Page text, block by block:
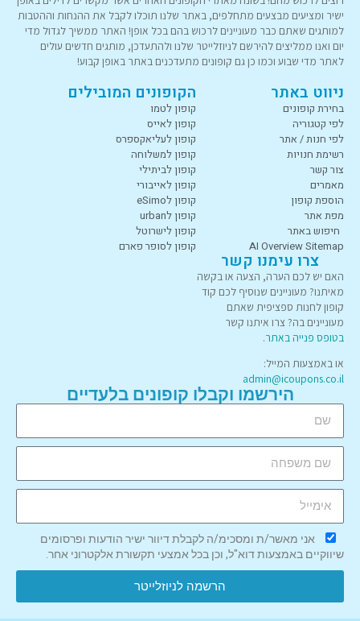
ישיר ומציעים מבצעים מתחלפים, באתר שלנו תוכלו לקבל את ההנחות וההטבות
למותגים שאתם כבר מעוניינים לרכוש בהם בכל אופן! האתר ממשיך לגדול מדי
יום ואנו ממליצים להירשם לניוזלייטר שלנו ולהתעדכן, מותגים חדשים עולים
לאתר מדי שבוע וכמו כן גם קופונים מתעדכנים באתר באופן קבוע!
ניווט באתר
בחירת קופונים
לפי קטגוריה
לפי חנות / אתר
רשימת חנויות
צור קשר
מאמרים
הוספת קופון
מפת אתר
חיפוש באתר
AI Overview Sitemap
הקופונים המובילים
קופון לטמו
קופון לאייס
קופון לעליאקספרס
קופון למשלוחה
קופון לביתילי
קופון לאייבורי
קופון לeSimo
קופון לurban
קופון לישרוטל
קופון לסופר פארם
צרו עימנו קשר
האם יש לכם הערה, הצעה או בקשה
מאיתנו? מעוניינים שנוסיף לכם קוד
קופון לחנות ספציפית שאתם
מעוניינים בה? צרו איתנו קשר
בטופס פנייה באתר.
או באמצעות המייל:
admin@icoupons.co.il
הירשמו וקבלו קופונים בלעדיים
אני מאשר/ת ומסכימ/ה לקבלת דיוור ישיר הודעות ופרסומים
שיווקיים באמצעות דוא"ל, וכן בכל אמצעי תקשורת אלקטרוני אחר.
הרשמה לניוזלייטר